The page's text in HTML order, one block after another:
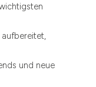
aufbereitet,
und neue